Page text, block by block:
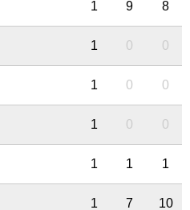
1 9 8
1 0 0
1 0 0
1 0 0
1 1 1
1 7 10